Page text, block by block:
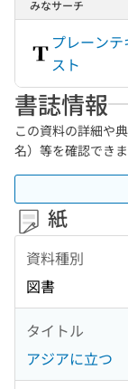
みなサーチ
プレーンテ
スト
書誌情報
この資料の詳細や
名）等を確認できま
紙
資料種別
図書
タイトル
アジアに立つ